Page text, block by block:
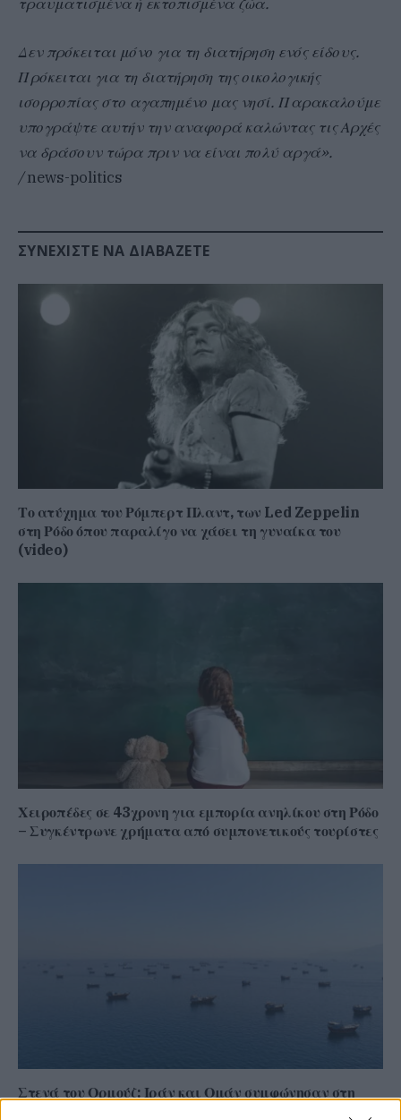
Δεν πρόκειται μόνο για τη διατήρηση ενός είδους.
Πρόκειται για τη διατήρηση της οικολογικής
ισορροπίας στο αγαπημένο μας νησί. Παρακαλούμε
υπογράψτε αυτήν την αναφορά καλώντας τις Αρχές
να δράσουν τώρα πριν να είναι πολύ αργά».
/news-politics
ΣΥΝΕΧΊΣΤΕ ΝΑ ΔΙΑΒΆΖΕΤΕ
Το ατύχημα του Ρόμπερτ Πλαντ, των Led Zeppelin
στη Ρόδο όπου παραλίγο να χάσει τη γυναίκα του
(video)
Χειροπέδες σε 43χρονη για εμπορία ανηλίκου στη Ρόδο
– Συγκέντρωνε χρήματα από συμπονετικούς τουρίστες
Στενά του Ορμούζ: Ιράν και Ομάν συμφώνησαν στη